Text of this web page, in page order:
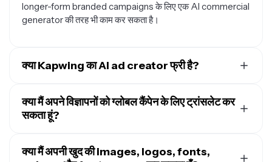
longer-form branded campaigns के लिए एक AI commercial
generator की तरह भी काम कर सकता है।
क्या Kapwing का AI ad creator फ्री है?
लिए फ्री है। लेकिन, हर वीडियो जेनरेशन के लिए अलग-अलग क्रेडिट
लगते हैं।एक Pro account
AI Studio की पूरी ताकत को देखने के लिए
क्या मैं अपने विज्ञापनों को ग्लोबल कैंपेन के लिए ट्रांसलेट कर
सकता हूं?
आप अपने विज्ञापनों को इंटरनेशनल दर्शकों के लिए लोकलाइज़ कर सकें।
क्या मैं अपनी खुद की images, logos, fonts,